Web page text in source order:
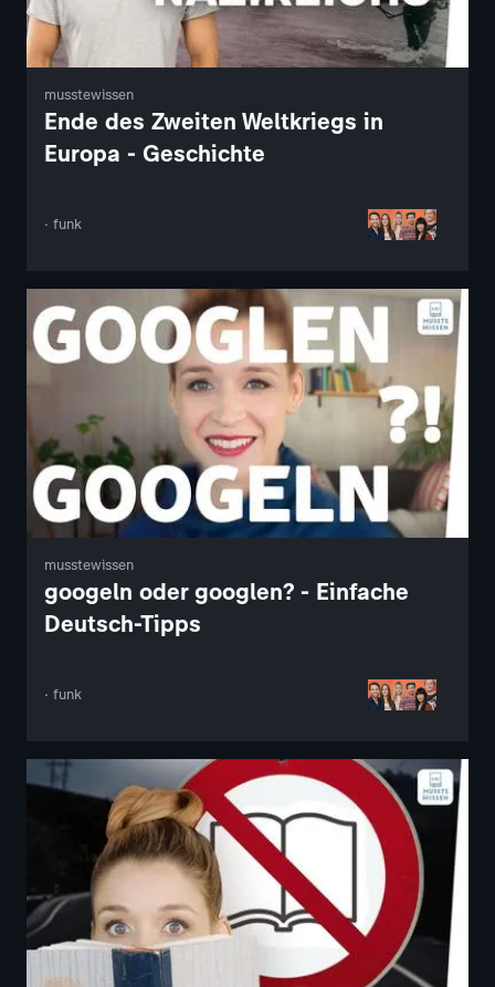
musstewissen
Ende des Zweiten Weltkriegs in
Europa - Geschichte
· funk
musstewissen
googeln oder googlen? - Einfache
Deutsch-Tipps
· funk